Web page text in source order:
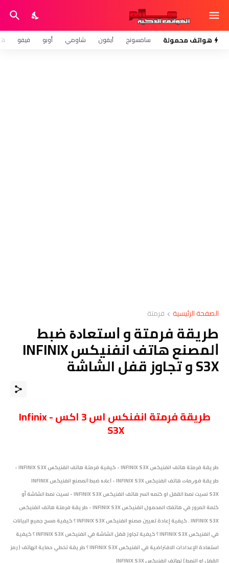
هواتف محمولة سامسونج آيفون شاومي أوبو فيفو
الصفحة الرئيسية فرمتة
ﻃﺮﻳﻘﺔ فرمتة و ﺍﺳﺘﻌﺎﺩﺓ ﺿﺒﻂ
ﺍﻟﻤﺼﻨﻊ هاتف انفنيكس INFINIX
S3X و تجاوز قفل الشاشة
طريقة فرمتة انفنكس اس 3 اكس - Infinix
S3X
طريقة فرمتة هاتف انفنيكس INFINIX S3X - كيفية فرمتة هاتف انفنيكس INFINIX S3X -
ﻃﺮﻳﻘﺔ ﻓﻮﺭﻣﺎﺕ هاتف انفنيكس INFINIX S3X - ﺍﻋﺎﺩﺓ ﺿﺒﻂ ﺍﻟﻤﺼﻨﻊ انفنيكس INFINIX
S3X نسيت نمط القفل او كلمه السر هاتف انفنيكس INFINIX S3X - نسيت نمط الشاشة أو
كلمة المرور في هاتفك المحمول انفنيكس INFINIX S3X - طريقة فرمتة هاتف انفنيكس
INFINIX S3X .
كيفية إعادة تعيين مصنع انفنيكس INFINIX S3X ؟ كيفية مسح جميع البيانات
في انفنيكس INFINIX S3X ؟ كيفية تجاوز قفل الشاشة في انفنيكس INFINIX S3X ؟ كيفية
استعادة الإعدادات الافتراضية في انفنيكس INFINIX S3X ؟
طريقة تخطي حماية الهاتف ( رمز
القفل او النمط ) ﻟﻬﺎﺗﻒ انفنيكس INFINIX S3X